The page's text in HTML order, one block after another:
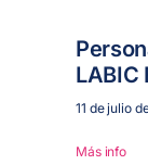
LABIC
11 de julio
Más info